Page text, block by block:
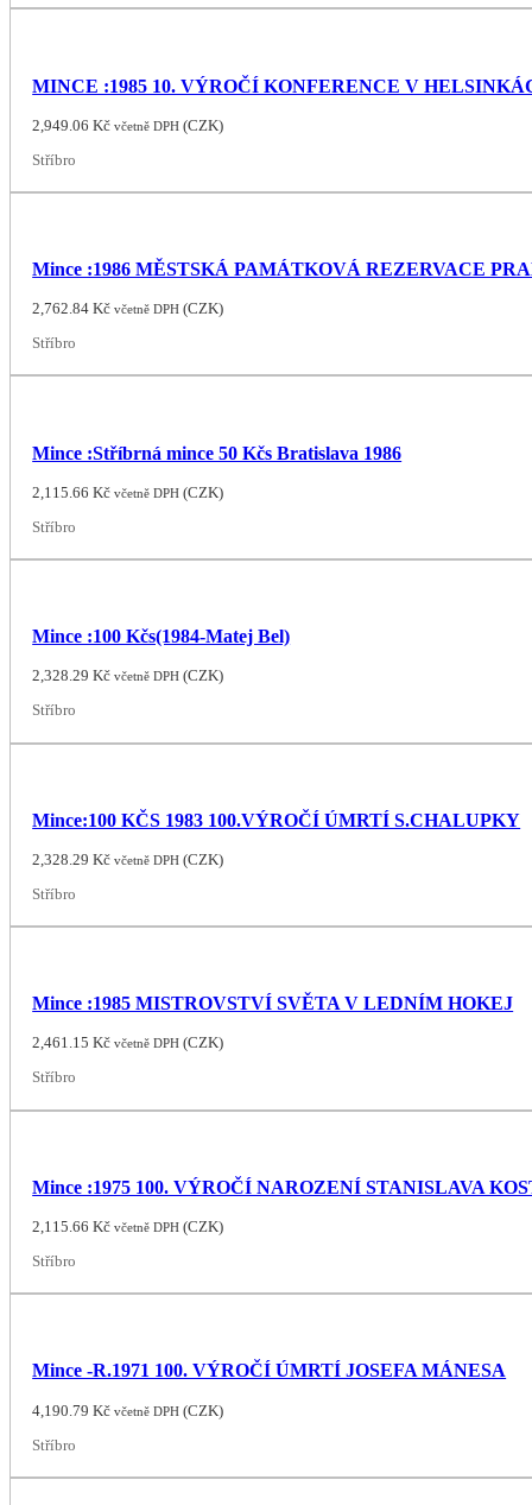
MINCE :1985 10. VÝROČÍ KONFERENCE V
2,949.06Kč včetně DPH (CZK)
Stříbro
Mince :1986 MĚSTSKÁ PAMÁTKOVÁ REZERVACE
2,762.84Kč včetně DPH (CZK)
Stříbro
Mince :Stříbrná mince 50 Kčs Bratislava 1986
2,115.66Kč včetně DPH (CZK)
Stříbro
Mince :100 Kčs(1984-Matej Bel)
2,328.29Kč včetně DPH (CZK)
Stříbro
Mince:100 KČS 1983 100.VÝROČÍ ÚMRTÍ S.CHALUPKY
2,328.29Kč včetně DPH (CZK)
Stříbro
Mince :1985 MISTROVSTVÍ SVĚTA V LEDNÍM HOKEJ
2,461.15Kč včetně DPH (CZK)
Stříbro
Mince :1975 100. VÝROČÍ NAROZENÍ STANISLAVA
2,115.66Kč včetně DPH (CZK)
Stříbro
Mince -R.1971 100. VÝROČÍ ÚMRTÍ JOSEFA MÁNESA
4,190.79Kč včetně DPH (CZK)
Stříbro